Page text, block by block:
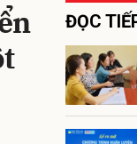
ĐỌC
Gửi